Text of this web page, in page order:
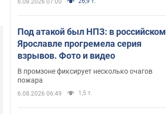
6.08.2026 07:00
Под атакой был НПЗ: в российском
Ярославле прогремела серия
взрывов. Фото и видео
В промзоне фиксирует несколько очагов
пожара
6.08.2026 06:49 1,5 т.